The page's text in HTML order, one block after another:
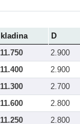
kladina D
11.750 2.900
11.400 2.900
11.300 2.700
11.600 2.800
11.250 2.800